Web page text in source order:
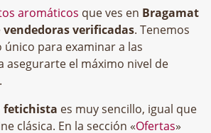
aromáticos que ves en Bragamat
vendedoras verificadas. Tenemos
para examinar a las
asegurarte el máximo nivel de
.
fetichista es muy sencillo, igual que
clásica. En la sección «Ofertas»